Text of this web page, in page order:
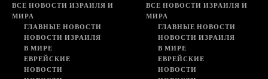
ВСЕ НОВОСТИ ИЗРАИЛЯ И
МИРА
ГЛАВНЫЕ НОВОСТИ
НОВОСТИ ИЗРАИЛЯ
В МИРЕ
ЕВРЕЙСКИЕ
НОВОСТИ
ВСЕ НОВОСТИ ИЗРАИЛЯ И
МИРА
ГЛАВНЫЕ НОВОСТИ
НОВОСТИ ИЗРАИЛЯ
В МИРЕ
ЕВРЕЙСКИЕ
НОВОСТИ